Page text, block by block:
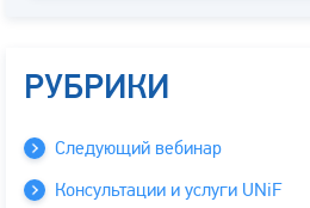
РУБРИКИ
Следующий вебинар
Консультации и услуги UNiF